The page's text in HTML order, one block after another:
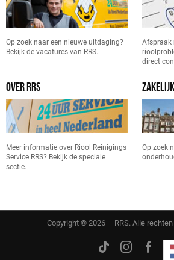
Op zoek naar een nieuwe uitdaging?
Bekijk de vacatures van RRS.
Afspraak
direct
OVER RRS
Meer informatie over Riool Reinigings
Service RRS? Bekijk de speciale
sectie.
ZAKELIJK
Op zoek
Copyright © 2026 – RRS. Alle